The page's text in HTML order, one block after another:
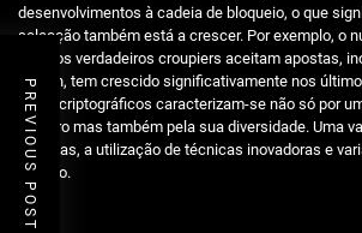
desenvolvimentos à cadeia de bloqueio, o que
selecção também está a crescer. Por exemplo, o
onde os verdadeiros croupiers aceitam apostas,
bitcoin, tem crescido significativamente nos
jogos criptográficos caracterizam-se não só por
número mas também pela sua diversidade. Uma
parcelas, a utilização de técnicas inovadoras e
de jogo.
PREVIOUS POST